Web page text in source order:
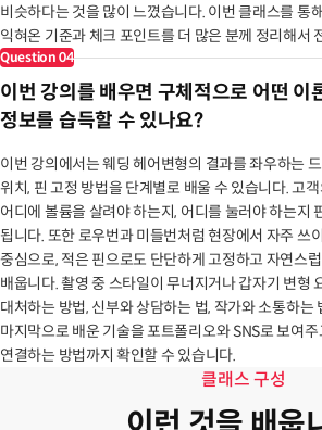
비슷하다는 것을 많이 느꼈습니다. 이번 클래스를 통
익혀온 기준과 체크 포인트를 더 많은 분께 정리해서
Question 04
이번 강의를 배우면 구체적으로 어떤 이
정보를 습득할 수 있나요?
이번 강의에서는 웨딩 헤어변형의 결과를 좌우하는
위치, 핀 고정 방법을 단계별로 배울 수 있습니다. 고
어디에 볼륨을 살려야 하는지, 어디를 눌러야 하는지
됩니다. 또한 로우번과 미들번처럼 현장에서 자주 쓰
중심으로, 적은 핀으로도 단단하게 고정하고 자연스
배웁니다. 촬영 중 스타일이 무너지거나 갑자기 변형
대처하는 방법, 신부와 상담하는 법, 작가와 소통하는
마지막으로 배운 기술을 포트폴리오와 SNS로 보여
연결하는 방법까지 확인할 수 있습니다.
클래스 구성